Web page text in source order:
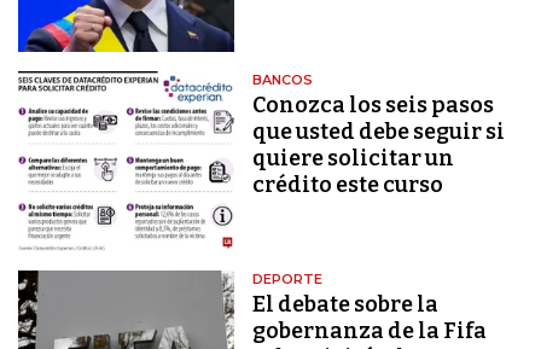
BANCOS
Conozca los seis pasos
que usted debe seguir si
quiere solicitar un
crédito este curso
DEPORTE
El debate sobre la
gobernanza de la Fifa